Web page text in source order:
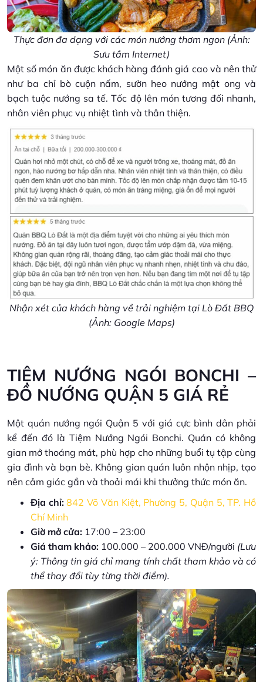
Thực đơn đa dạng với các món nướng thơm ngon (Ảnh:
Sưu tầm Internet)
Một số món ăn được khách hàng đánh giá cao và nên thử
như ba chỉ bò cuộn nấm, sườn heo nướng mật ong và
bạch tuộc nướng sa tế. Tốc độ lên món tương đối nhanh,
nhân viên phục vụ nhiệt tình và thân thiện.
Nhận xét của khách hàng về trải nghiệm tại Lò Đất BBQ
(Ảnh: Google Maps)
TIỆM NƯỚNG NGÓI BONCHI –
ĐỒ NƯỚNG QUẬN 5 GIÁ RẺ
Một quán nướng ngói Quận 5 với giá cực bình dân phải
kể đến đó là Tiệm Nướng Ngói Bonchi. Quán có không
gian mở thoáng mát, phù hợp cho những buổi tụ tập cùng
gia đình và bạn bè. Không gian quán luôn nhộn nhịp, tạo
nên cảm giác gần và thoải mái khi thưởng thức món ăn.
Địa chỉ: 842 Võ Văn Kiệt, Phường 5, Quận 5, TP. Hồ
Chí Minh
Giờ mở cửa: 17:00 – 23:00
Giá tham khảo: 100.000 – 200.000 VNĐ/người (Lưu
ý: Thông tin giá chỉ mang tính chất tham khảo và có
thể thay đổi tùy từng thời điểm).